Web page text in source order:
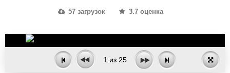
57 загрузок 3.7 оценка
1 из 25